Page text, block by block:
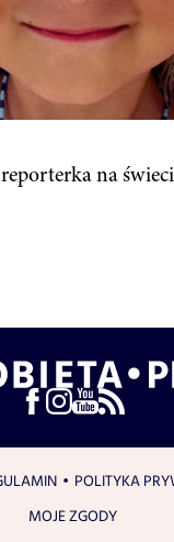
na
POLITYKA
MOJE ZGODY